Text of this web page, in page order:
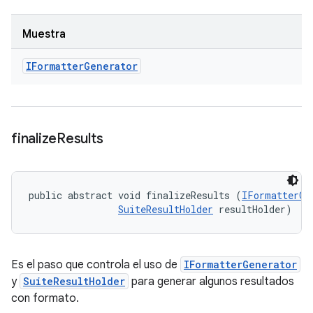
Muestra
IFormatterGenerator
finalizeResults
public abstract void finalizeResults (
SuiteResultHolder resultHolder)
Es el paso que controla el uso de IFormatterGenerator
y SuiteResultHolder para generar algunos resultados
con formato.